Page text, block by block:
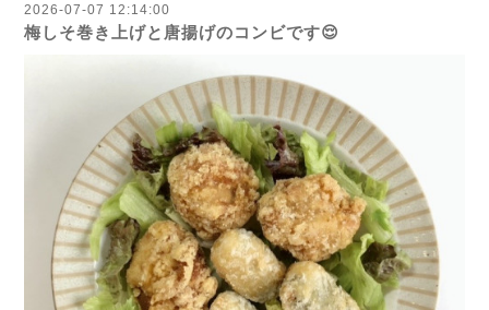
2026-07-07 12:14:00
梅しそ巻き上げと唐揚げのコンビです😌